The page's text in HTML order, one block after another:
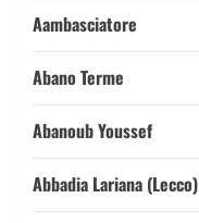
Aambasciatore
Abano Terme
Abanoub Youssef
Abbadia Lariana (Lecco)